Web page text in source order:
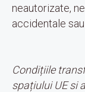
neautorizate,
accidentale
Condițiile
spațiului UE si